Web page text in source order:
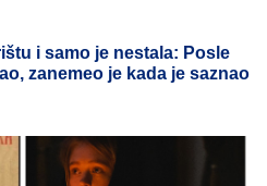
i samo je nestala: Posle
zanemeo je kada je saznao